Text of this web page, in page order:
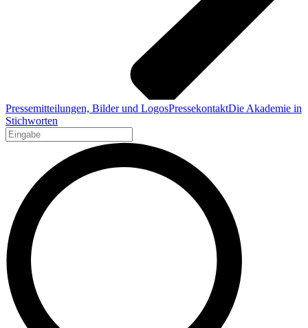
Pressemitteilungen, Bilder und LogosPressekontaktDie Akademie in
Stichworten